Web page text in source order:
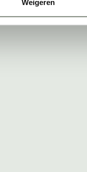
Weigeren